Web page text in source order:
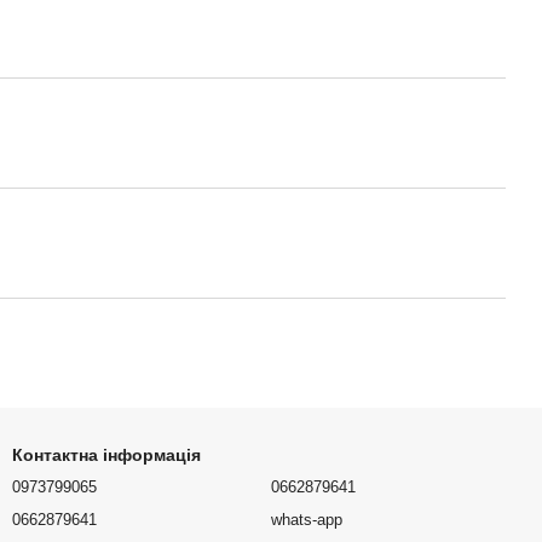
Контактна інформація
0973799065
0662879641
0662879641
whats-app